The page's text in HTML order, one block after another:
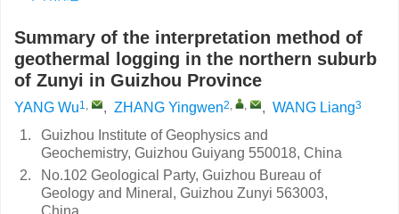
Summary of the interpretation method of
geothermal logging in the northern suburb
of Zunyi in Guizhou Province
YANG Wu1, , ZHANG Yingwen2, , , WANG Liang3
1.
Guizhou Institute of Geophysics and
Geochemistry, Guizhou Guiyang 550018, China
2.
No.102 Geological Party, Guizhou Bureau of
Geology and Mineral, Guizhou Zunyi 563003,
China